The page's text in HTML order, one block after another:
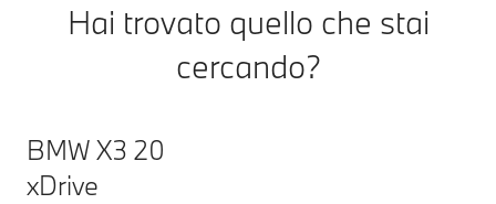
Hai trovato quello che stai
cercando?
BMW X3 20
xDrive